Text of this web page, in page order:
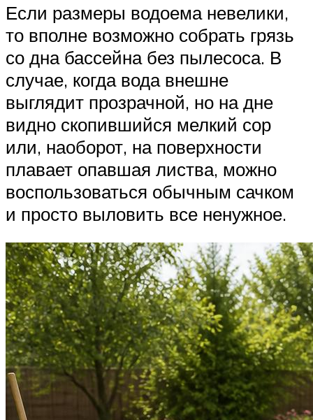
Если размеры водоема невелики,
то вполне возможно собрать грязь
со дна бассейна без пылесоса. В
случае, когда вода внешне
выглядит прозрачной, но на дне
видно скопившийся мелкий сор
или, наоборот, на поверхности
плавает опавшая листва, можно
воспользоваться обычным сачком
и просто выловить все ненужное.